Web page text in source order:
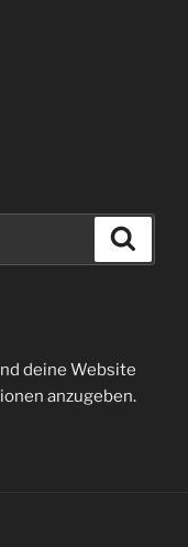
deine Website
anzugeben.